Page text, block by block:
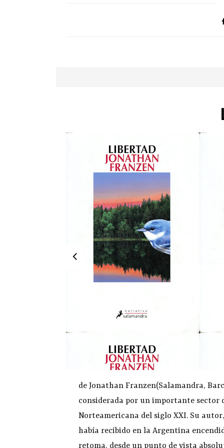
de Jonathan Franzen(Salamandra,
considerada por un importante sector
Norteamericana del siglo XXI. Su
había recibido en la Argentina
retoma, desde un punto de vista